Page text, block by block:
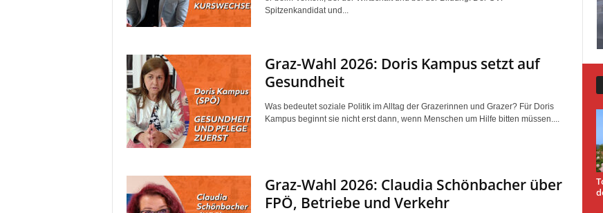
Spitzenkandidat und...
Graz-Wahl 2026: Doris Kampus setzt auf
Gesundheit
Was bedeutet soziale Politik im Alltag der Grazerinnen und Grazer? Für Doris
Kampus beginnt sie nicht erst dann, wenn Menschen um Hilfe bitten müssen....
Graz-Wahl 2026: Claudia Schönbacher über
FPÖ, Betriebe und Verkehr